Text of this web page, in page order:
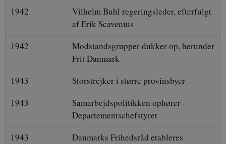
1942
Vilhelm Buhl regeringsleder, efterfulgt
af Erik Scavenius
1942
Modstandsgrupper dukker op, herunder
Frit Danmark
1943
Storstrejker i større provinsbyer
1943
Samarbejdspolitikken ophører -
Departementschefstyret
1943
Danmarks Frihedsråd etableres